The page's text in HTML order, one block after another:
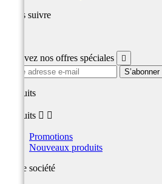
Nous suivre
Recevez nos offres spéciales 
produits
produits  
Promotions
Nouveaux produits
Notre société